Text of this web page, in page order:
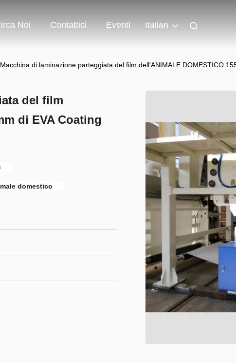
Noi Contattici Eventi Italian
Macchina di laminazione parteggiata del film dell'ANIMALE DOMESTICO
del film
di EVA Coating
domestico